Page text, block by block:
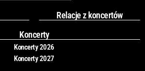
o
k
r
a
m
Relacje z koncertów
Koncerty
Koncerty 2026
Koncerty 2027